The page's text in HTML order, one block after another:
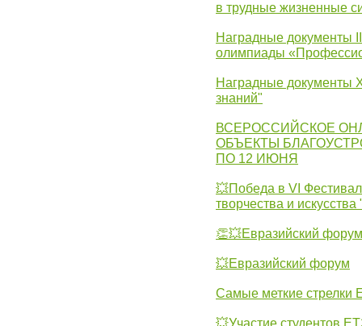
в трудные жизненные
Наградные документы
олимпиады
Наградные документы
знаний"
ВСЕРОССИЙСКОЕ
ОБЪЕКТЫ
ПО 12 ИЮНЯ
💥Победа в VI
творчества и
👏💥Евразийский форум
💥Евразийский форум
Самые меткие стрелки
💥Участие студентов